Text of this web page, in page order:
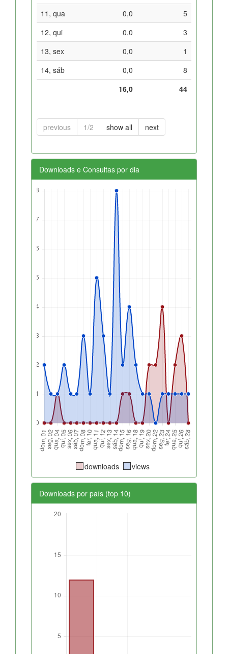
11, qua
0,0
5
12, qui
0,0
3
13, sex
0,0
1
14, sáb
0,0
8
16,0
44
previous 1/2 show all next
Downloads e Consultas por dia
downloads views
Downloads por país (top 10)